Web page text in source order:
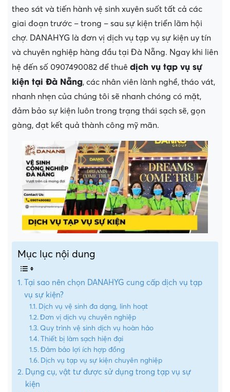
theo sát và tiến hành vệ sinh xuyên suốt tất cả các
giai đoạn trước – trong – sau sự kiện triển lãm hội
chợ. DANAHYG là đơn vị dịch vụ tạp vụ sự kiện uy tín
và chuyên nghiệp hàng đầu tại Đà Nẵng. Ngay khi liên
hệ đến số 0907490082 để thuê dịch vụ tạp vụ sự
kiện tại Đà Nẵng, các nhân viên lành nghề, tháo vát,
nhanh nhẹn của chúng tôi sẽ nhanh chóng có mặt,
đảm bảo sự kiện luôn trong trạng thái sạch sẽ, gọn
gàng, đạt kết quả thành công mỹ mãn.
Mục lục nội dung
Tại sao nên chọn DANAHYG cung cấp dịch vụ tạp
vụ sự kiện?
Dịch vụ vệ sinh đa dạng, linh hoạt
Đơn vị dịch vụ chuyên nghiệp
Quy trình vệ sinh dịch vụ hoàn hảo
Thiết bị làm sạch hiện đại
Đảm bảo lợi ích hợp đồng
Dịch vụ tạp vụ sự kiện chuyên nghiệp
Dụng cụ, vật tư được sử dụng trong tạp vụ sự
kiện